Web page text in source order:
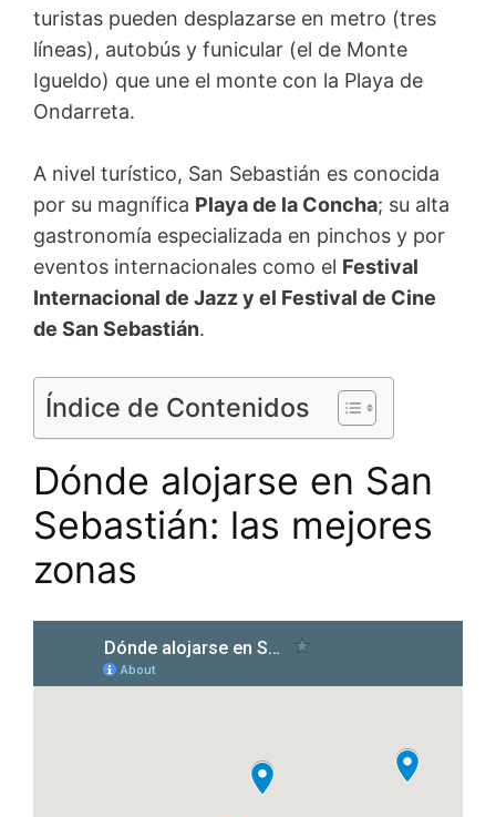
turistas pueden desplazarse en metro (tres
líneas), autobús y funicular (el de Monte
Igueldo) que une el monte con la Playa de
Ondarreta.
A nivel turístico, San Sebastián es conocida
por su magnífica Playa de la Concha; su alta
gastronomía especializada en pinchos y por
eventos internacionales como el Festival
Internacional de Jazz y el Festival de Cine
de San Sebastián.
Índice de Contenidos
Dónde alojarse en San
Sebastián: las mejores
zonas